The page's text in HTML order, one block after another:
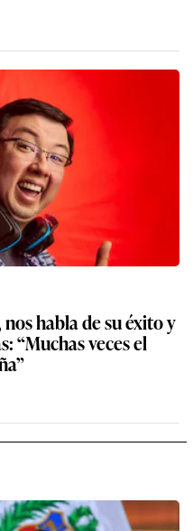
habla de su éxito y
“Muchas veces el